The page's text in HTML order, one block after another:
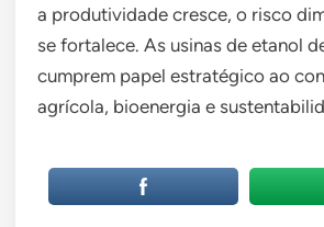
a produtividade cresce, o risco
se fortalece. As usinas de etanol
cumprem papel estratégico ao
agrícola, bioenergia e